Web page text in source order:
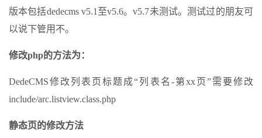
版本包括dedecms v5.1至v5.6。v5.7未测试。测试过的朋友可
以说下管用不。
修改php的方法为：
DedeCMS修改列表页标题成“列表名-第xx页”需要修改
include/arc.listview.class.php
静态页的修改方法